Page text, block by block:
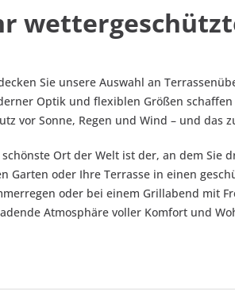
Sie unsere Auswahl an
Optik und flexiblen Größen
vor Sonne, Regen und Wind – und das
schönste Ort der Welt ist der, an dem Sie
Garten oder Ihre Terrasse in einen
oder bei einem Grillabend mit
Atmosphäre voller Komfort und